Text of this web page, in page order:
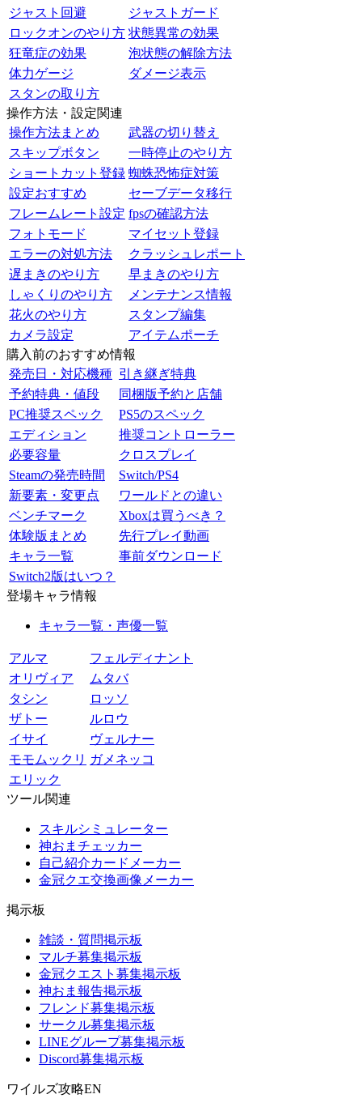
ジャスト回避
ジャストガード
ロックオンのやり方 状態異常の効果
狂竜症の効果
泡状態の解除方法
体力ゲージ
ダメージ表示
スタンの取り方
操作方法・設定関連
操作方法まとめ
武器の切り替え
スキップボタン
一時停止のやり方
ショートカット登録 蜘蛛恐怖症対策
設定おすすめ
セーブデータ移行
フレームレート設定 fpsの確認方法
フォトモード
マイセット登録
エラーの対処方法
クラッシュレポート
遅まきのやり方
早まきのやり方
しゃくりのやり方
メンテナンス情報
花火のやり方
スタンプ編集
カメラ設定
アイテムポーチ
購入前のおすすめ情報
発売日・対応機種 引き継ぎ特典
予約特典・値段
同梱版予約と店舗
PC推奨スペック
PS5のスペック
エディション
推奨コントローラー
必要容量
クロスプレイ
Steamの発売時間
Switch/PS4
新要素・変更点
ワールドとの違い
ベンチマーク
Xboxは買うべき？
体験版まとめ
先行プレイ動画
キャラ一覧
事前ダウンロード
Switch2版はいつ？
登場キャラ情報
キャラ一覧・声優一覧
アルマ
フェルディナント
オリヴィア
ムタバ
タシン
ロッソ
ザトー
ルロウ
イサイ
ヴェルナー
モモムックリ ガメネッコ
エリック
ツール関連
スキルシミュレーター
神おまチェッカー
自己紹介カードメーカー
金冠クエ交換画像メーカー
掲示板
雑談・質問掲示板
マルチ募集掲示板
金冠クエスト募集掲示板
神おま報告掲示板
フレンド募集掲示板
サークル募集掲示板
LINEグループ募集掲示板
Discord募集掲示板
ワイルズ攻略EN